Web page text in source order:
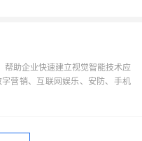
帮助企业快速建立视觉智能技术应
营销、互联网娱乐、安防、手机